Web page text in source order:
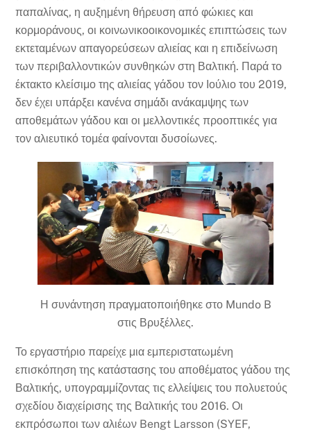
παπαλίνας, η αυξημένη θήρευση από φώκιες και
κορμοράνους, οι κοινωνικοοικονομικές επιπτώσεις των
εκτεταμένων απαγορεύσεων αλιείας και η επιδείνωση
των περιβαλλοντικών συνθηκών στη Βαλτική. Παρά το
έκτακτο κλείσιμο της αλιείας γάδου τον Ιούλιο του 2019,
δεν έχει υπάρξει κανένα σημάδι ανάκαμψης των
αποθεμάτων γάδου και οι μελλοντικές προοπτικές για
τον αλιευτικό τομέα φαίνονται δυσοίωνες.
Η συνάντηση πραγματοποιήθηκε στο Mundo B
στις Βρυξέλλες.
Το εργαστήριο παρείχε μια εμπεριστατωμένη
επισκόπηση της κατάστασης του αποθέματος γάδου της
Βαλτικής, υπογραμμίζοντας τις ελλείψεις του πολυετούς
σχεδίου διαχείρισης της Βαλτικής του 2016. Οι
εκπρόσωποι των αλιέων Bengt Larsson (SYEF,